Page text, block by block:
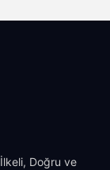
Doğru ve